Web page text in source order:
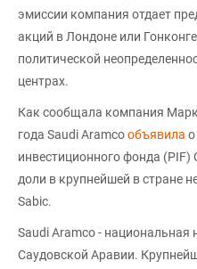
эмиссии компания отдает
акций в Лондоне или
политической
центрах.
Как сообщала компания
года Saudi Aramcoобъявила о
инвестиционного фонда (PIF)
доли в крупнейшей в стране
Sabic.
Saudi Aramco - национальная
Саудовской Аравии.